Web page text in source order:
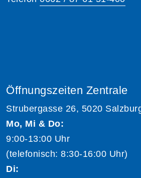
Öffnungszeiten Zentrale
Strubergasse 26, 5020
Mo, Mi & Do:
9:00-13:00 Uhr
(telefonisch: 8:30-16:00 Uhr)
Di: